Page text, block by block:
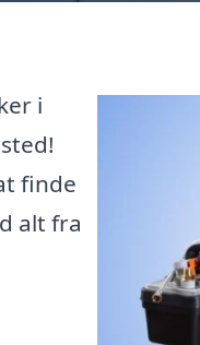
i
finde
alt fra